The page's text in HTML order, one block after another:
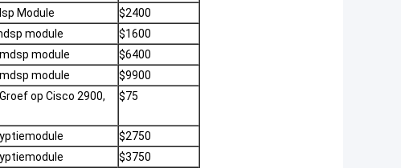
Module
$2400
module
$1600
module
$6400
module
$9900
op Cisco 2900,
$75
$2750
$3750